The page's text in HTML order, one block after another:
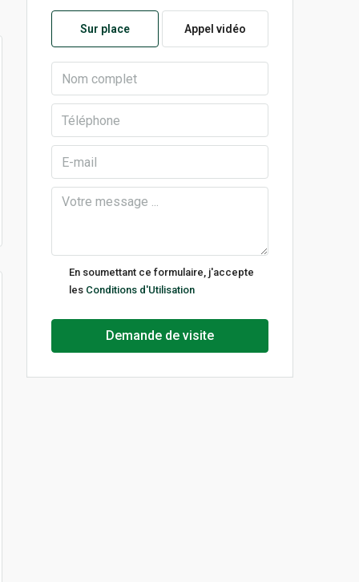
11
12
13
14
Août
lun
17
Sur place Appel vidéo
En soumettant ce formulaire, j'accepte
les Conditions d'Utilisation
Demande de visite